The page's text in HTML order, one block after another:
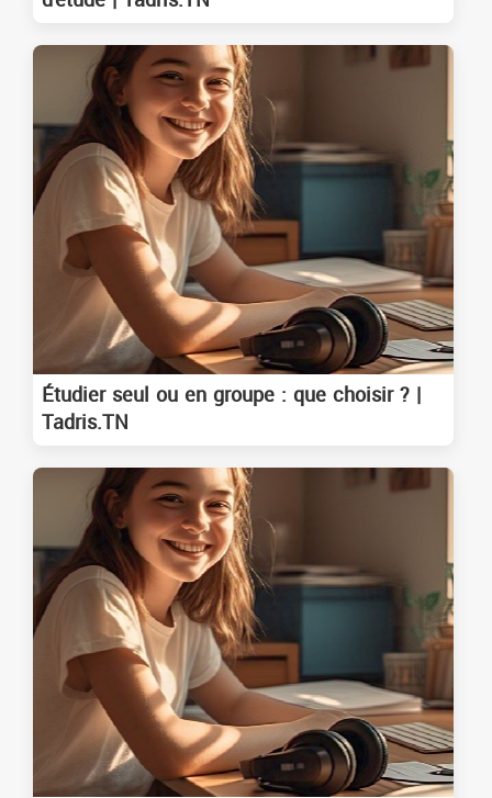
Étudier seul ou en groupe : que choisir ? |
Tadris.TN